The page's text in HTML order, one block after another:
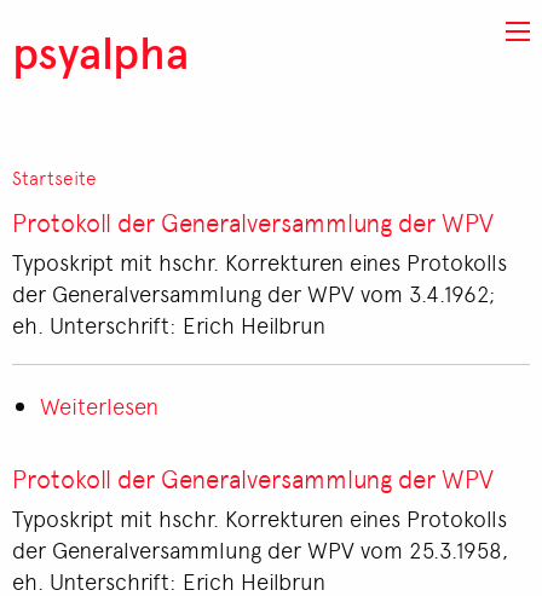
psyalpha
Pfadnavigation
Startseite
Protokoll der Generalversammlung der WPV
Typoskript mit hschr. Korrekturen eines Protokolls
der Generalversammlung der WPV vom 3.4.1962;
eh. Unterschrift: Erich Heilbrun
Weiterlesen
der
der
WPV
Protokoll der Generalversammlung der WPV
Typoskript mit hschr. Korrekturen eines Protokolls
der Generalversammlung der WPV vom 25.3.1958,
eh. Unterschrift: Erich Heilbrun